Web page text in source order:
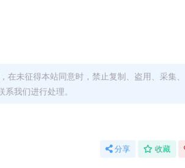
在未征得本站同意时，禁止复制、盗用、采集
我们进行处理。
分享 收藏